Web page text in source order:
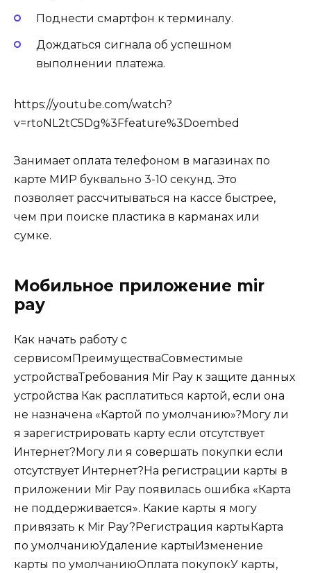
Поднести смартфон к терминалу.
Дождаться сигнала об успешном
выполнении платежа.
https://youtube.com/watch?
v=rtoNL2tC5Dg%3Ffeature%3Doembed
Занимает оплата телефоном в магазинах по
карте МИР буквально 3-10 секунд. Это
позволяет рассчитываться на кассе быстрее,
чем при поиске пластика в карманах или
сумке.
Мобильное приложение mir
pay
Как начать работу с
сервисомПреимуществаСовместимые
устройстваТребования Mir Pay к защите данных
устройства Как расплатиться картой, если она
не назначена «Картой по умолчанию»?Могу ли
я зарегистрировать карту если отсутствует
Интернет?Могу ли я совершать покупки если
отсутствует Интернет?На регистрации карты в
приложении Mir Pay появилась ошибка «Карта
не поддерживается». Какие карты я могу
привязать к Mir Pay?Регистрация картыКарта
по умолчаниюУдаление картыИзменение
карты по умолчаниюОплата покупокУ карты,